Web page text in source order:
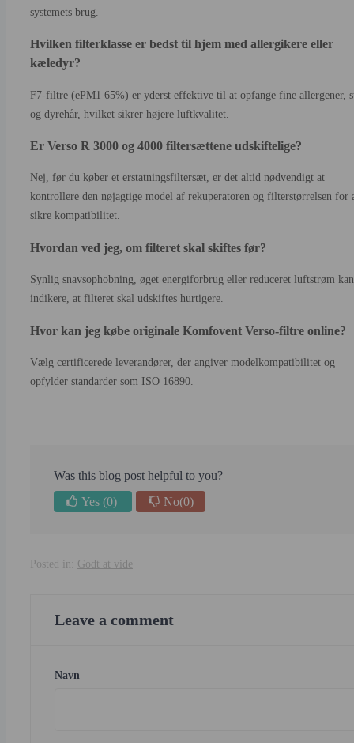
systemets brug.
Hvilken filterklasse er bedst til hjem med allergikere eller
kæledyr?
F7-filtre (ePM1 65%) er yderst effektive til at opfange fine allergener,
og dyrehår, hvilket sikrer højere luftkvalitet.
Er Verso R 3000 og 4000 filtersættene udskiftelige?
Nej, før du køber et erstatningsfiltersæt, er det altid nødvendigt at
kontrollere den nøjagtige model af rekuperatoren og filterstørrelsen for
sikre kompatibilitet.
Hvordan ved jeg, om filteret skal skiftes før?
Synlig snavsophobning, øget energiforbrug eller reduceret luftstrøm kan
indikere, at filteret skal udskiftes hurtigere.
Hvor kan jeg købe originale Komfovent Verso-filtre online?
Vælg certificerede leverandører, der angiver modelkompatibilitet og
opfylder standarder som ISO 16890.
Was this blog post helpful to you?
Yes (0) No(0)
Posted in: Godt at vide
Leave a comment
Navn